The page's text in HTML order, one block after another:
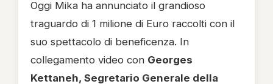
Oggi Mika ha annunciato il grandioso
traguardo di 1 milione di Euro raccolti con il
suo spettacolo di beneficenza. In
collegamento video con Georges
Kettaneh, Segretario Generale della